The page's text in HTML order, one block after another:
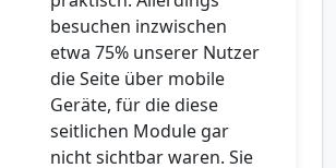
besuchen inzwischen
etwa 75% unserer Nutzer
die Seite über mobile
Geräte, für die diese
seitlichen Module gar
nicht sichtbar waren. Sie